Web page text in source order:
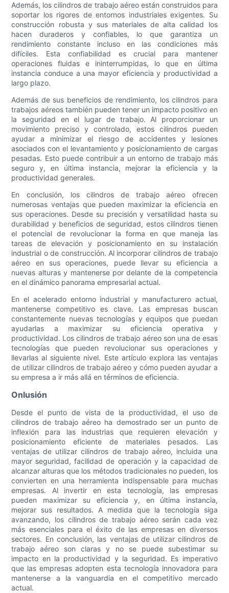
Además, los cilindros de trabajo aéreo están construidos para
soportar los rigores de entornos industriales exigentes. Su
construcción robusta y sus materiales de alta calidad los
hacen duraderos y confiables, lo que garantiza un
rendimiento constante incluso en las condiciones más
difíciles. Esta confiabilidad es crucial para mantener
operaciones fluidas e ininterrumpidas, lo que en última
instancia conduce a una mayor eficiencia y productividad a
largo plazo.
Además de sus beneficios de rendimiento, los cilindros para
trabajos aéreos también pueden tener un impacto positivo en
la seguridad en el lugar de trabajo. Al proporcionar un
movimiento preciso y controlado, estos cilindros pueden
ayudar a minimizar el riesgo de accidentes y lesiones
asociados con el levantamiento y posicionamiento de cargas
pesadas. Esto puede contribuir a un entorno de trabajo más
seguro y, en última instancia, mejorar la eficiencia y la
productividad generales.
En conclusión, los cilindros de trabajo aéreo ofrecen
numerosas ventajas que pueden maximizar la eficiencia en
sus operaciones. Desde su precisión y versatilidad hasta su
durabilidad y beneficios de seguridad, estos cilindros tienen
el potencial de revolucionar la forma en que maneja las
tareas de elevación y posicionamiento en su instalación
industrial o de construcción. Al incorporar cilindros de trabajo
aéreo en sus operaciones, puede llevar su eficiencia a
nuevas alturas y mantenerse por delante de la competencia
en el dinámico panorama empresarial actual.
En el acelerado entorno industrial y manufacturero actual,
mantenerse competitivo es clave. Las empresas buscan
constantemente nuevas tecnologías y equipos que puedan
ayudarlas a maximizar su eficiencia operativa y
productividad. Los cilindros de trabajo aéreo son una de esas
tecnologías que pueden revolucionar sus operaciones y
llevarlas al siguiente nivel. Este artículo explora las ventajas
de utilizar cilindros de trabajo aéreo y cómo pueden ayudar a
su empresa a ir más allá en términos de eficiencia.
Onlusión
Desde el punto de vista de la productividad, el uso de
cilindros de trabajo aéreo ha demostrado ser un punto de
inflexión para las industrias que requieren elevación y
posicionamiento eficiente de materiales pesados. Las
ventajas de utilizar cilindros de trabajo aéreo, incluida una
mayor seguridad, facilidad de operación y la capacidad de
alcanzar alturas que los métodos tradicionales no pueden, los
convierten en una herramienta indispensable para muchas
empresas. Al invertir en esta tecnología, las empresas
pueden maximizar su eficiencia y, en última instancia,
mejorar sus resultados. A medida que la tecnología siga
avanzando, los cilindros de trabajo aéreo serán cada vez
más esenciales para el éxito de las empresas en diversos
sectores. En conclusión, las ventajas de utilizar cilindros de
trabajo aéreo son claras y no se puede subestimar su
impacto en la productividad y la seguridad. Es imperativo
que las empresas adopten esta tecnología innovadora para
mantenerse a la vanguardia en el competitivo mercado
actual.